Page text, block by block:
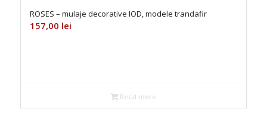
ROSES – mulaje decorative IOD, modele trandafir
157,00 lei
Read more